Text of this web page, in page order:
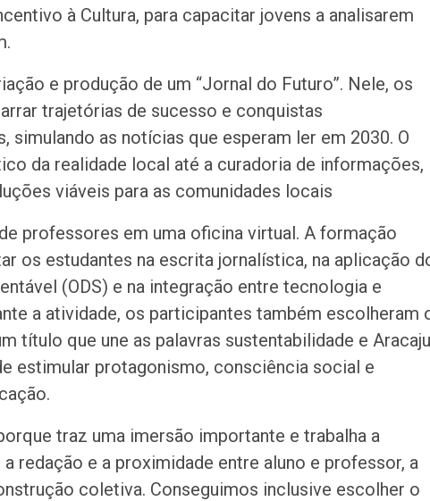
à Cultura, para capacitar jovens a analisarem
e produção de um “Jornal do Futuro”. Nele, os
trajetórias de sucesso e conquistas
as notícias que esperam ler em 2030. O
da realidade local até a curadoria de informações,
viáveis para as comunidades locais
professores em uma oficina virtual. A formação
os estudantes na escrita jornalística, na aplicação
(ODS) e na integração entre tecnologia e
a atividade, os participantes também escolheram
título que une as palavras sustentabilidade e
estimular protagonismo, consciência social e
traz uma imersão importante e trabalha a
redação e a proximidade entre aluno e professor, a
coletiva. Conseguimos inclusive escolher o